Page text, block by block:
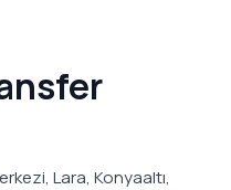
Lara, Konyaaltı,